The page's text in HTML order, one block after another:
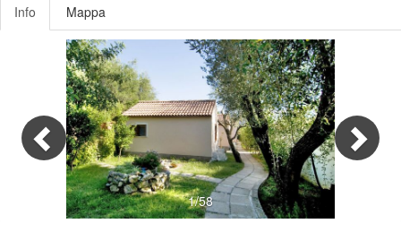
Info Mappa
1/58
Previous